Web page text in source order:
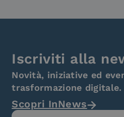
Iscriviti alla
Novità, iniziative ed
trasformazione digitale.
Scopri InNews